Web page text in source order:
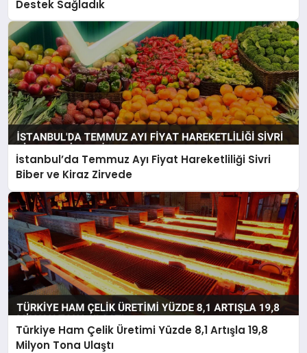
Destek Sağladık
İstanbul’da Temmuz Ayı Fiyat Hareketliliği Sivri
Biber ve Kiraz Zirvede
Türkiye Ham Çelik Üretimi Yüzde 8,1 Artışla 19,8
Milyon Tona Ulaştı